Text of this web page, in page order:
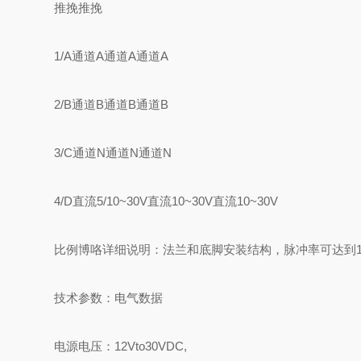
推挽推挽
1/A通道A通道A通道A
2/B通道B通道B通道B
3/C通道N通道N通道N
4/D直流5/10~30V直流10~30V直流10~30V
比例博咯详细说明：法兰和底脚安装结构，脉冲率可达到
技术参数：电气数据
电源电压：12Vto30VDC,